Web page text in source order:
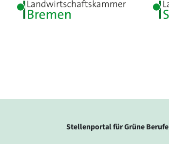
Stellenportal für Grüne Berufe